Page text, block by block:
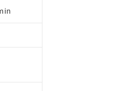
または開示しないようお願いしま
、I-Webメンバーズにご登録され
て、当社および当社の共同利用者
範囲で利用することをご了承くだ
。
深刻な影響を及ぼさない年数を意
それがある場合は、取り引きをい